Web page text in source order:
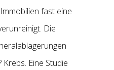
fast eine
Die
Eine Studie